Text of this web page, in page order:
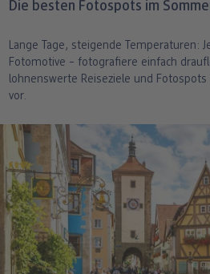
Die besten Fotospots im
Lange Tage, steigende Temperaturen:
Fotomotive – fotografiere einfach
lohnenswerte Reiseziele und
vor.